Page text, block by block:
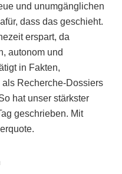
und unumgänglichen
dass das geschieht.
erspart, da
autonom und
in Fakten,
Recherche-Dossiers
hat unser stärkster
geschrieben. Mit